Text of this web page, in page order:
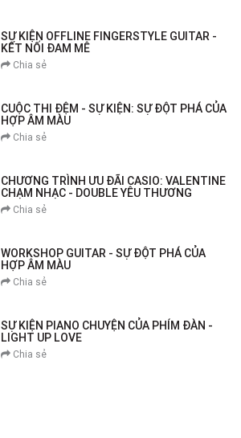
SỰ KIỆN OFFLINE FINGERSTYLE GUITAR -
KẾT NỐI ĐAM MÊ
Chia sẻ
CUỘC THI ĐỆM - SỰ KIỆN: SỰ ĐỘT PHÁ CỦA
HỢP ÂM MÀU
Chia sẻ
CHƯƠNG TRÌNH ƯU ĐÃI CASIO: VALENTINE
CHẠM NHẠC - DOUBLE YÊU THƯƠNG
Chia sẻ
WORKSHOP GUITAR - SỰ ĐỘT PHÁ CỦA
HỢP ÂM MÀU
Chia sẻ
SỰ KIỆN PIANO CHUYỆN CỦA PHÍM ĐÀN -
LIGHT UP LOVE
Chia sẻ